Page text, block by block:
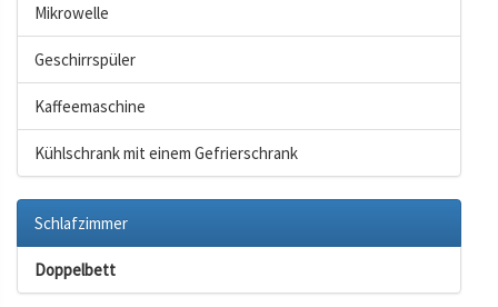
Mikrowelle
Geschirrspüler
Kaffeemaschine
Kühlschrank mit einem Gefrierschrank
Schlafzimmer
Doppelbett